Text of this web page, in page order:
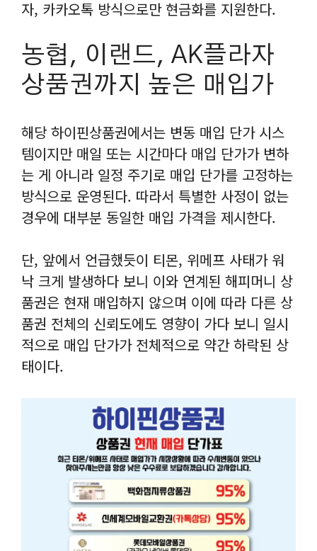
자, 카카오톡 방식으로만 현금화를 지원한다.
농협, 이랜드, AK플라자
상품권까지 높은 매입가
해당 하이핀상품권에서는 변동 매입 단가 시스
템이지만 매일 또는 시간마다 매입 단가가 변하
는 게 아니라 일정 주기로 매입 단가를 고정하는
방식으로 운영된다. 따라서 특별한 사정이 없는
경우에 대부분 동일한 매입 가격을 제시한다.
단, 앞에서 언급했듯이 티몬, 위메프 사태가 워
낙 크게 발생하다 보니 이와 연계된 해피머니 상
품권은 현재 매입하지 않으며 이에 따라 다른 상
품권 전체의 신뢰도에도 영향이 가다 보니 일시
적으로 매입 단가가 전체적으로 약간 하락된 상
태이다.